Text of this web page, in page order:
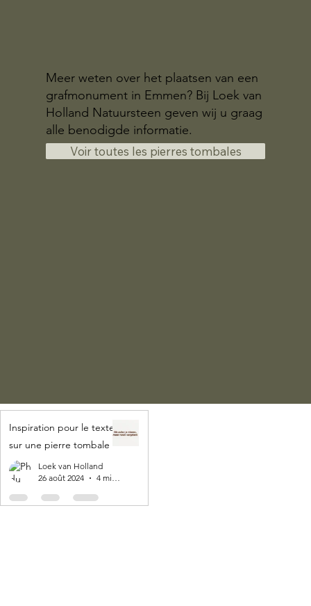
Meer weten over het plaatsen van een
grafmonument in Emmen? Bij Loek van
Holland Natuursteen geven wij u graag
alle benodigde informatie.
Voir toutes les pierres tombales
Inspiration pour le texte
sur une pierre tombale
Loek van Holland
26 août 2024
4 min de lecture